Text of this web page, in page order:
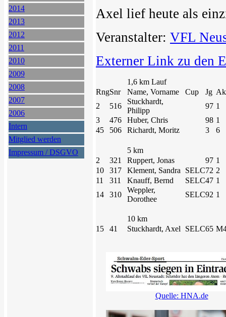
2014
2013
2012
2011
2010
2009
2008
2007
2006
Intern
Mitglied werden
Impressum / DSGVO
Axel lief heute als
Veranstalter: VFL
Externer Link zu den
1,6 km Lauf
RngSnr Name, Vorname Cup Jg Ak
2
516
Stuckhardt,
Philipp
97 1
3
476 Huber, Chris 98 1
45
506 Richardt, Moritz 3 6
5 km
2
321 Ruppert, Jonas 97 1
10
317 Klement, Sandra SELC72 2
11
311 Knauff, Bernd SELC47 1
14
310
Weppler,
Dorothee
SELC92 1
10 km
15
41 Stuckhardt, Axel SELC65
Quelle: HNA.de